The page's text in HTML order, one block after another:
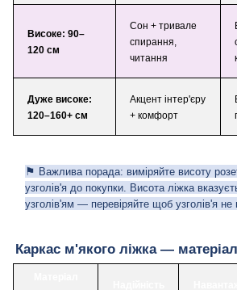
Високе: 90–
120 см
Сон + тривале
спирання,
читання
Дуже високе:
120–160+ см
Акцент інтер'єру
+ комфорт
⚑ Важлива порада: виміряйте висоту
узголів'я до покупки. Висота ліжка
узголів'ям — перевіряйте щоб узголів'я не
Каркас м'якого ліжка —